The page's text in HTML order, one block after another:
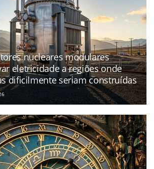
nucleares modulares
eletricidade a regiões onde
dificilmente seriam construídas